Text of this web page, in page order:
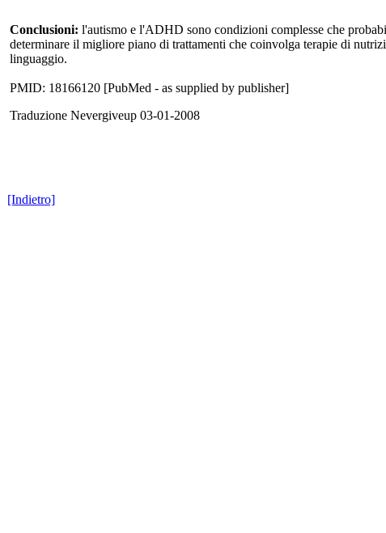
Conclusioni: l'autismo e l'ADHD sono condizioni complesse che
determinare il migliore piano di trattamenti che coinvolga terapie di
linguaggio.
PMID: 18166120 [PubMed - as supplied by publisher]
Traduzione Nevergiveup 03-01-2008
[Indietro]